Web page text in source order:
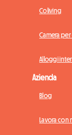
Coliving
Camera
Alloggi
Azienda
Blog
Lavora con